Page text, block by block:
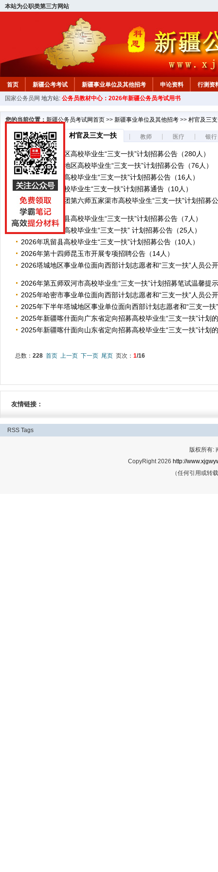
本站为公职类第三方网站
首页 新疆公考考试 新疆事业单位及其他招考 申论资料 行测资
新疆公务员行测试题 在线咨询 教材中心
国家公务员网 地方站: 公务员教材中心：2026年新疆公务员考试用书
您的当前位置： 新疆公务员考试网首页 >> 新疆事业单位及其他招考 >> 村官及三
事业单位 村官及三支一扶 教师 医疗 银行
2026年和田地区高校毕业生“三支一扶”计划招募公告（280人）
2026年阿勒泰地区高校毕业生“三支一扶”计划招募公告（76人）
2026年霍城县高校毕业生“三支一扶”计划招募公告（16人）
2026奎屯市高校毕业生“三支一扶”计划招募通告（10人）
2026年新疆兵团第六师五家渠市高校毕业生“三支一扶”计划招募
2026年尼勒克县高校毕业生“三支一扶”计划招募公告（7人）
2026年伊宁市高校毕业生“三支一扶” 计划招募公告（25人）
2026年巩留县高校毕业生“三支一扶”计划招募公告（10人）
2026年第十四师昆玉市开展专项招聘公告（14人）
2026塔城地区事业单位面向西部计划志愿者和“三支一扶”人员公
2026年第五师双河市高校毕业生“三支一扶”计划招募笔试温馨提示
2025年哈密市事业单位面向西部计划志愿者和“三支一扶”人员公
2025年下半年塔城地区事业单位面向西部计划志愿者和“三支一扶
2025年新疆喀什面向广东省定向招募高校毕业生“三支一扶”计划
2025年新疆喀什面向山东省定向招募高校毕业生“三支一扶”计划
总数： 228 首页 上一页 下一页 尾页 页次： 1/16
友情链接：
RSS Tags
版权所有:
CopyRight 2026 http://
（任何引用或转